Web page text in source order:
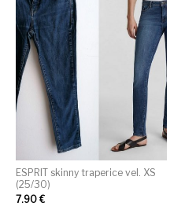
ESPRIT skinny traperice vel. XS
(25/30)
7.90€